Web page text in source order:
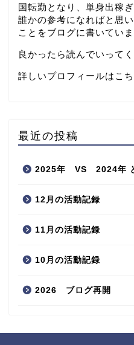
国転勤となり、単身出稼ぎ
誰かの参考になればと思
ことをブログに書いていま
良かったら読んでいってく
詳しいプロフィールはこ
最近の投稿
2025年 VS 2024年
12月の活動記録
11月の活動記録
10月の活動記録
2026 ブログ再開